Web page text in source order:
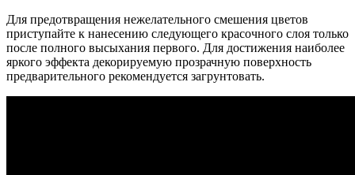
Для предотвращения нежелательного смешения цветов
приступайте к нанесению следующего красочного слоя только
после полного высыхания первого. Для достижения наиболее
яркого эффекта декорируемую прозрачную поверхность
предварительного рекомендуется загрунтовать.